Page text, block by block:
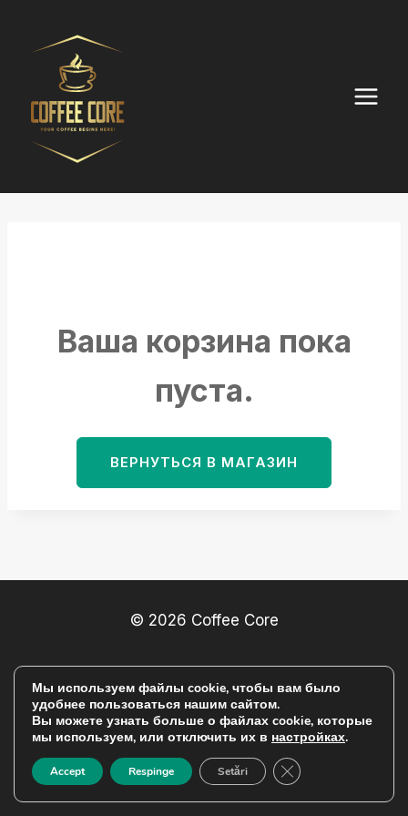
содержимому
Ваша корзина пока
пуста.
ВЕРНУТЬСЯ В МАГАЗИН
© 2026 Coffee Core
УСЛОВИЯ И ПОЛОЖЕНИЯ
Мы используем файлы cookie, чтобы вам было
удобнее пользоваться нашим сайтом.
Вы можете узнать больше о файлах cookie, которые
мы используем, или отключить их в настройках.
Accept Respinge Setări ЗАКРЫТЬ